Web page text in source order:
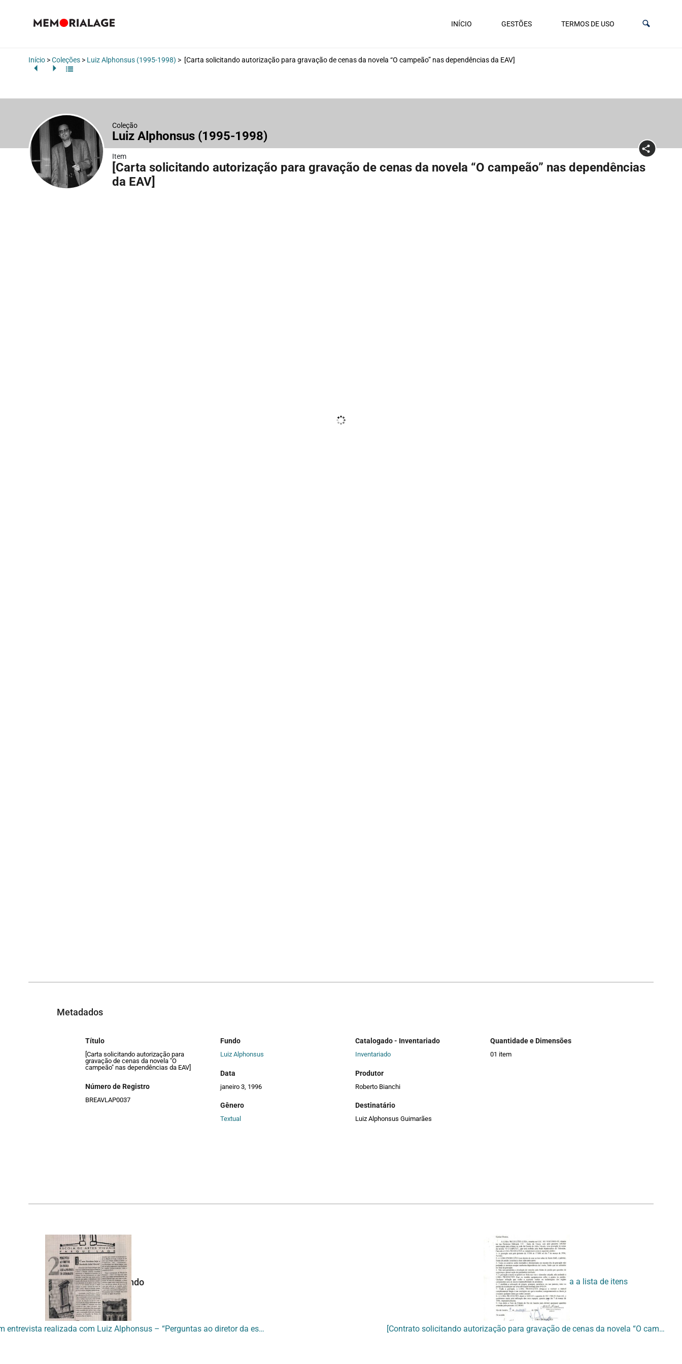
INÍCIO GESTÕES TERMOS DE USO
Início >Coleções > Luiz Alphonsus (1995-1998) > [Carta solicitando autorização para gravação de cenas da novela “O campeão” nas dependências da EAV]
Coleção
Luiz Alphonsus (1995-1998)
Item
[Carta solicitando autorização para gravação de cenas da novela “O campeão” nas dependências
da EAV]
Metadados
Título
[Carta solicitando autorização para
gravação de cenas da novela "O
campeão" nas dependências da EAV]
Número de Registro
BREAVLAP0037
Fundo
Luiz Alphonsus
Data
janeiro 3, 1996
Gênero
Textual
Catalogado - Inventariado
Inventariado
Produtor
Roberto Bianchi
Destinatário
Luiz Alphonsus Guimarães
Quantidade e Dimensões
01 item
Continuar navegando
[Trecho de publicação com entrevista realizada com Luiz Alphonsus – “Perguntas ao diretor da escola Luiz Alphonsus de Guimarães”] [Contrato solicitando autorização para gravação de cenas da novela “O campeão” pela Loba Produções]
Voltar para a lista de itens